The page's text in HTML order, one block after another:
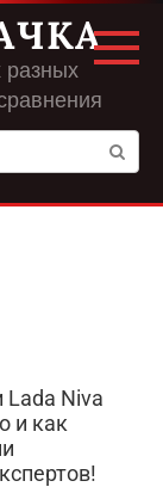
разных
Lada Niva
и как